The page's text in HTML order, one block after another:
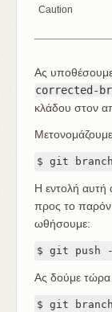
Caution
Ας
corrected-
κλάδου στον
$ git branch
Η εντολή αυτή
προς το παρόν
ωθήσουμε:
$ git push
Ας δούμε
$ git